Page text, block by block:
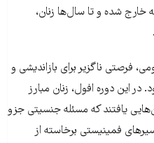
خارج شده و تا سال‌ها زنان،
فرصتی ناگزیر برای بازاندیشی و
در این دوره‌ افول، زنان مبارز
یافتند که مسئله‌ جنسیتی جزو
فمینیستی برخاسته از